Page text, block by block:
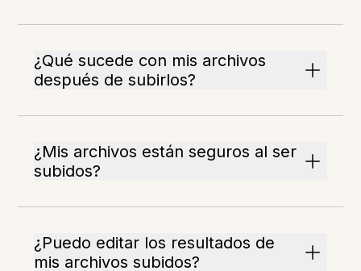
¿Qué sucede con mis archivos
después de subirlos?
¿Mis archivos están seguros al ser
subidos?
¿Puedo editar los resultados de
mis archivos subidos?